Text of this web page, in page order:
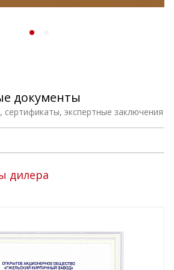
сертификаты, экспертные заключения
документы
дилера